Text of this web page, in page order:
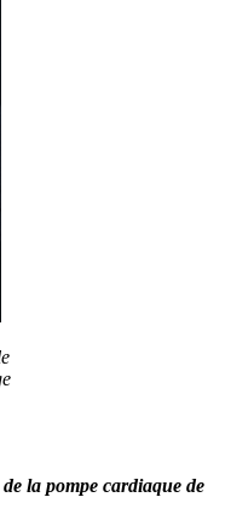
la pompe cardiaque de